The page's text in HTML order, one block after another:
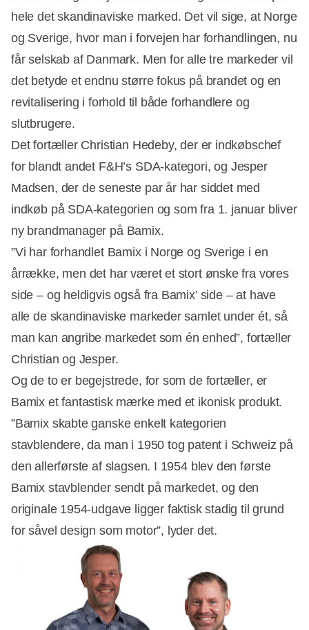
hele det skandinaviske marked. Det vil sige, at Norge
og Sverige, hvor man i forvejen har forhandlingen, nu
får selskab af Danmark. Men for alle tre markeder vil
det betyde et endnu større fokus på brandet og en
revitalisering i forhold til både forhandlere og
slutbrugere.
Det fortæller Christian Hedeby, der er indkøbschef
for blandt andet F&H’s SDA-kategori, og Jesper
Madsen, der de seneste par år har siddet med
indkøb på SDA-kategorien og som fra 1. januar bliver
ny brandmanager på Bamix.
”Vi har forhandlet Bamix i Norge og Sverige i en
årrække, men det har været et stort ønske fra vores
side – og heldigvis også fra Bamix’ side – at have
alle de skandinaviske markeder samlet under ét, så
man kan angribe markedet som én enhed”, fortæller
Christian og Jesper.
Og de to er begejstrede, for som de fortæller, er
Bamix et fantastisk mærke med et ikonisk produkt.
”Bamix skabte ganske enkelt kategorien
stavblendere, da man i 1950 tog patent i Schweiz på
den allerførste af slagsen. I 1954 blev den første
Bamix stavblender sendt på markedet, og den
originale 1954-udgave ligger faktisk stadig til grund
for såvel design som motor”, lyder det.